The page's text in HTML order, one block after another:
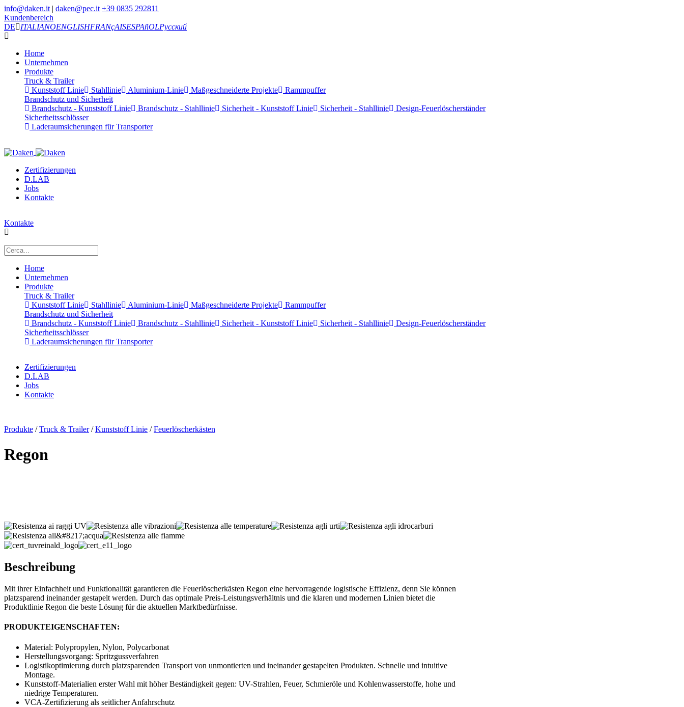
info@daken.it | daken@pec.it +39 0835 292811
Kundenbereich
DE
ITALIANOENGLISHFRANçAISESPAñOLРусский
Home
Unternehmen
Produkte
Truck & Trailer
Kunststoff Linie
Stahllinie Aluminium-Linie Maßgeschneiderte Projekte
Rammpuffer
Brandschutz und Sicherheit
Brandschutz - Kunststoff Linie
Brandschutz - Stahllinie Sicherheit - Kunststoff Linie Sicherheit - Stahllinie
Design-Feuerlöscherständer
Sicherheitsschlösser
Laderaumsicherungen für Transporter
Zertifizierungen
D.LAB
Jobs
Kontakte
Kontakte
Home
Unternehmen
Produkte
Truck & Trailer
Kunststoff Linie
Stahllinie Aluminium-Linie Maßgeschneiderte Projekte
Rammpuffer
Brandschutz und Sicherheit
Brandschutz - Kunststoff Linie
Brandschutz - Stahllinie Sicherheit - Kunststoff Linie Sicherheit - Stahllinie
Design-Feuerlöscherständer
Sicherheitsschlösser
Laderaumsicherungen für Transporter
Zertifizierungen
D.LAB
Jobs
Kontakte
Produkte /Truck & Trailer/Kunststoff Linie /Feuerlöscherkästen
Regon
Beschreibung
Mit ihrer Einfachheit und Funktionalität garantieren die Feuerlöscherkästen Regon eine hervorragende logistische Effizienz, denn Sie können
platzsparend ineinander gestapelt werden. Durch das optimale Preis-Leistungsverhältnis und die klaren und modernen Linien bietet die
Produktlinie Regon die beste Lösung für die aktuellen Marktbedürfnisse.
PRODUKTEIGENSCHAFTEN:
Material: Polypropylen, Nylon, Polycarbonat
Herstellungsvorgang: Spritzgussverfahren
Logistikoptimierung durch platzsparenden Transport von unmontierten und ineinander gestapelten Produkten. Schnelle und intuitive
Montage.
Kunststoff-Materialien erster Wahl mit höher Beständigkeit gegen: UV-Strahlen, Feuer, Schmieröle und Kohlenwasserstoffe, hohe und
niedrige Temperaturen.
VCA-Zertifizierung als seitlicher Anfahrschutz